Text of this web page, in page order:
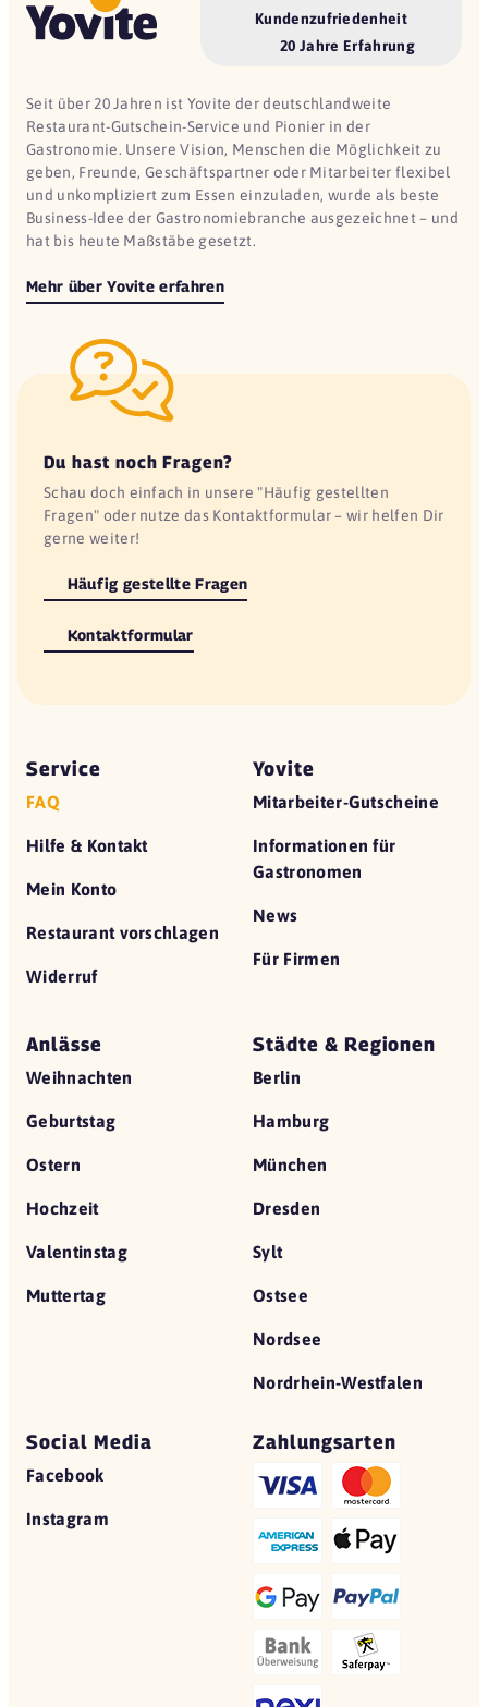
Kundenzufriedenheit
20 Jahre Erfahrung
Seit über 20 Jahren ist Yovite der deutschlandweite
Restaurant-Gutschein-Service und Pionier in der
Gastronomie. Unsere Vision, Menschen die Möglichkeit zu
geben, Freunde, Geschäftspartner oder Mitarbeiter flexibel
und unkompliziert zum Essen einzuladen, wurde als beste
Business-Idee der Gastronomiebranche ausgezeichnet – und
hat bis heute Maßstäbe gesetzt.
Mehr über Yovite erfahren
Du hast noch Fragen?
Schau doch einfach in unsere "Häufig gestellten
Fragen" oder nutze das Kontaktformular – wir helfen Dir
gerne weiter!
Häufig gestellte Fragen
Kontaktformular
Service
FAQ
Hilfe & Kontakt
Mein Konto
Restaurant vorschlagen
Widerruf
Yovite
Mitarbeiter-Gutscheine
Informationen für
Gastronomen
News
Für Firmen
Anlässe
Weihnachten
Geburtstag
Ostern
Hochzeit
Valentinstag
Muttertag
Städte & Regionen
Berlin
Hamburg
München
Dresden
Sylt
Ostsee
Nordsee
Nordrhein-Westfalen
Social Media
Facebook
Instagram
Zahlungsarten